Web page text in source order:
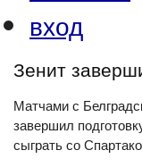
вход
Зенит
Матчами с
завершил
сыграть со